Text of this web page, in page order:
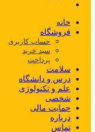
خانه
فروشگاه
حساب کاربری
سبد خرید
پرداخت
سلامت
درس و دانشگاه
علم و تکنولوژی
شخصی
حمایت مالی
درباره
تماس